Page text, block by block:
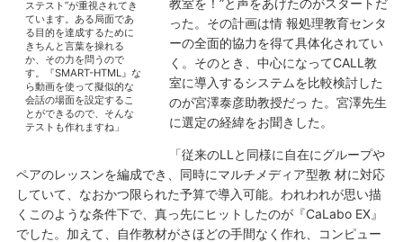
ステスト”が重視されてき
ています。ある局面であ
る目的を達成するために
きちんと言葉を操れる
か、その力を問うので
す。『SMART-HTML』な
ら動画を使って擬似的な
会話の場面を設定するこ
とができるので、そんな
テストも作れますね」
った。その計画は情 報処理教育センタ
ーの全面的協力を得て具体化されてい
く。そのとき、中心になってCALL教
室に導入するシステムを比較検討した
のが宮澤泰彦助教授だっ た。宮澤先生
に選定の経緯をお聞きした。
「従来のLLと同様に自在にグループや
ペアのレッスンを編成でき、同時にマルチメディア型教 材に対応
していて、なおかつ限られた予算で導入可能。われわれが思い描
くこのような条件下で、真っ先にヒットしたのが『CaLabo EX』
でした。加えて、自作教材がさほどの手間なく作れ、コンピュー